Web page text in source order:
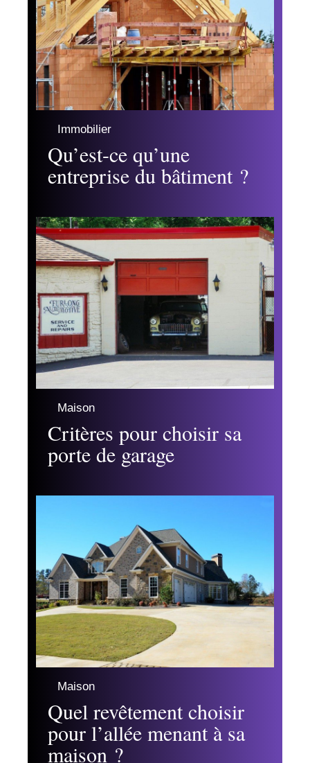
Immobilier
Qu’est-ce qu’une
entreprise du bâtiment ?
Maison
Critères pour choisir sa
porte de garage
Maison
Quel revêtement choisir
pour l’allée menant à sa
maison ?